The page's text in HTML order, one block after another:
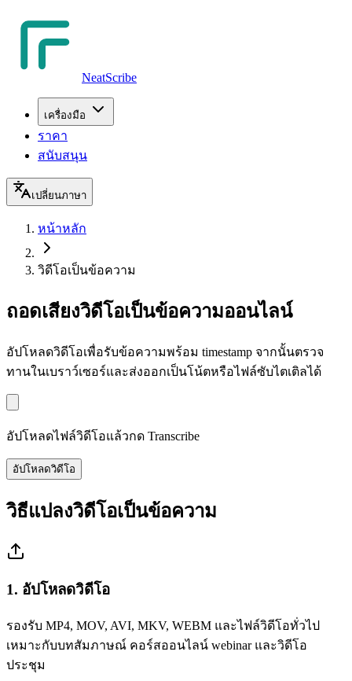
NeatScribe
เครื่องมือ
ราคา
สนับสนุน
เปลี่ยนภาษา
หน้าหลัก
วิดีโอเป็นข้อความ
ถอดเสียงวิดีโอเป็นข้อความออนไลน์
อัปโหลดวิดีโอเพื่อรับข้อความพร้อม timestamp จากนั้นตรวจ
ทานในเบราว์เซอร์และส่งออกเป็นโน้ตหรือไฟล์ซับไตเติลได้
อัปโหลดไฟล์วิดีโอแล้วกด Transcribe
อัปโหลดวิดีโอ
วิธีแปลงวิดีโอเป็นข้อความ
1. อัปโหลดวิดีโอ
รองรับ MP4, MOV, AVI, MKV, WEBM และไฟล์วิดีโอทั่วไป
เหมาะกับบทสัมภาษณ์ คอร์สออนไลน์ webinar และวิดีโอ
ประชุม